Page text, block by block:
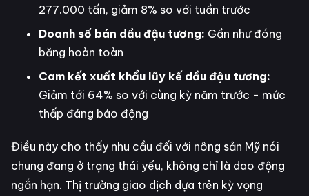
277.000 tấn, giảm 8% so với tuần trước
Doanh số bán dầu đậu tương: Gần như đóng
băng hoàn toàn
Cam kết xuất khẩu lũy kế dầu đậu tương:
Giảm tới 64% so với cùng kỳ năm trước - mức
thấp đáng báo động
Điều này cho thấy nhu cầu đối với nông sản Mỹ nói
chung đang ở trạng thái yếu, không chỉ là dao động
ngắn hạn. Thị trường giao dịch dựa trên kỳ vọng